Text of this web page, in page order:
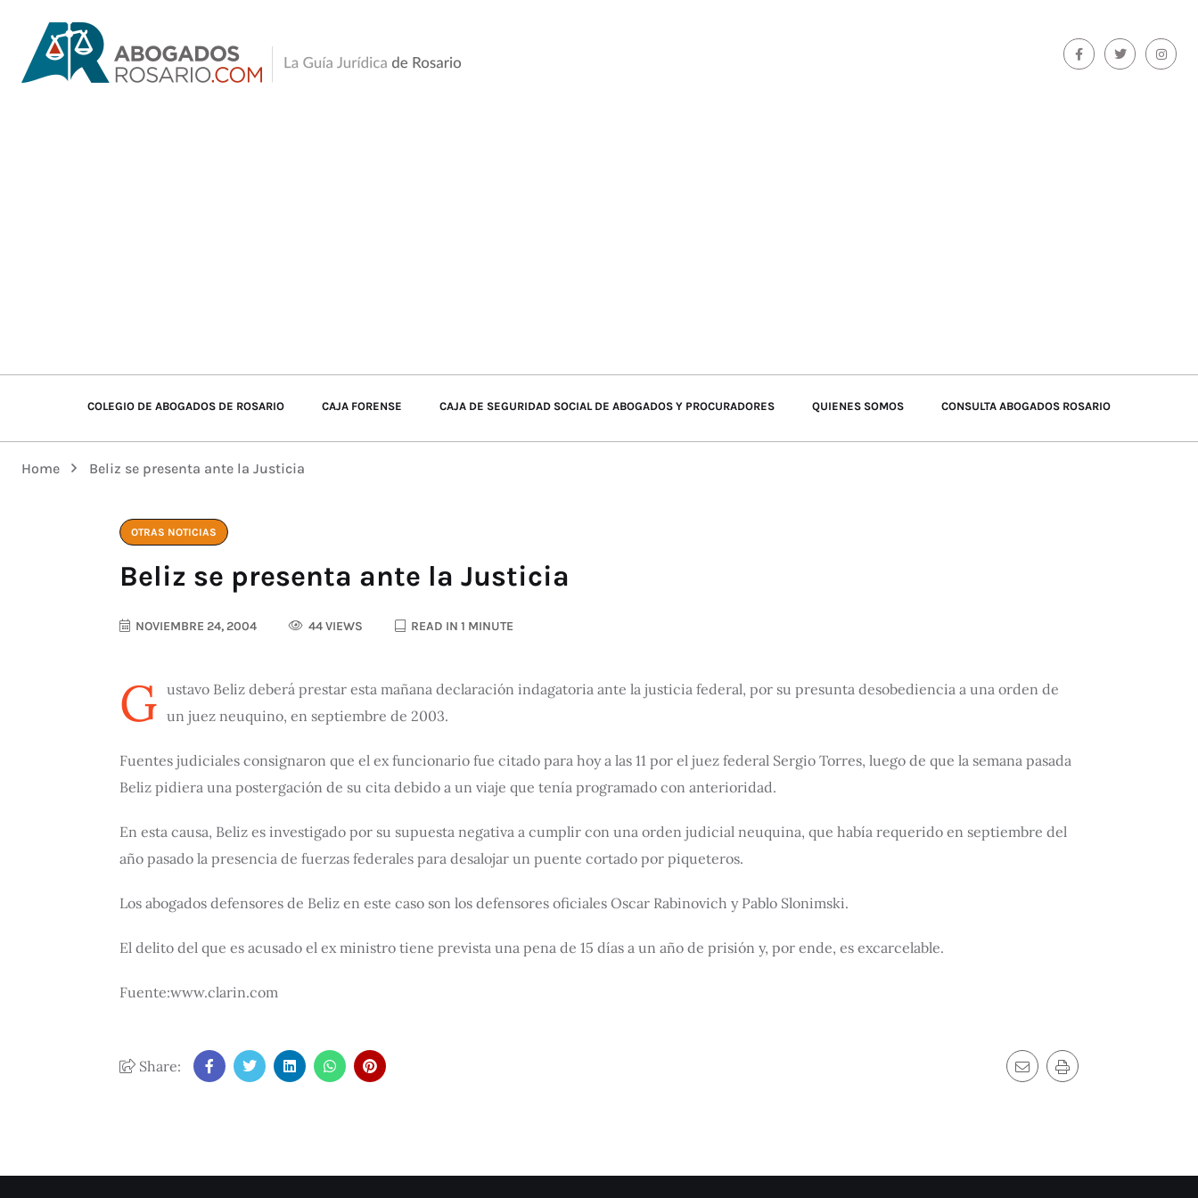
COLEGIO DE ABOGADOS DE ROSARIO CAJA FORENSE CAJA DE SEGURIDAD SOCIAL DE ABOGADOS Y PROCURADORES QUIENES SOMOS CONSULTA ABOGADOS ROSARIO
Home Beliz se presenta ante la Justicia
OTRAS NOTICIAS
Beliz se presenta ante la Justicia
NOVIEMBRE 24, 2004 44 VIEWS READ IN 1 MINUTE
G ustavo Beliz deberá prestar esta mañana declaración indagatoria ante la justicia federal, por su presunta desobediencia a una orden de
un juez neuquino, en septiembre de 2003.
Fuentes judiciales consignaron que el ex funcionario fue citado para hoy a las 11 por el juez federal Sergio Torres, luego de que la semana pasada
Beliz pidiera una postergación de su cita debido a un viaje que tenía programado con anterioridad.
En esta causa, Beliz es investigado por su supuesta negativa a cumplir con una orden judicial neuquina, que había requerido en septiembre del
año pasado la presencia de fuerzas federales para desalojar un puente cortado por piqueteros.
Los abogados defensores de Beliz en este caso son los defensores oficiales Oscar Rabinovich y Pablo Slonimski.
El delito del que es acusado el ex ministro tiene prevista una pena de 15 días a un año de prisión y, por ende, es excarcelable.
Fuente:www.clarin.com
Share: